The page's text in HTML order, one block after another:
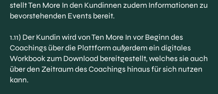
stellt Ten More In den Kundinnen zudem Informationen zu
bevorstehenden Events bereit.
1.11) Der Kundin wird von Ten More In vor Beginn des
Coachings über die Plattform außerdem ein digitales
Workbook zum Download bereitgestellt, welches sie auch
über den Zeitraum des Coachings hinaus für sich nutzen
kann.